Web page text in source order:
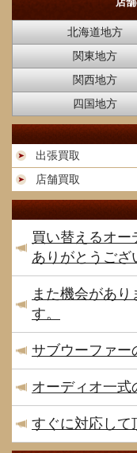
北海道地方
関東地方
関西地方
四国地方
出張買取
店舗買取
買い替えるオー
ありがとうござ
また機会があり
す。
サブウーファー
オーディオ一式
すぐに対応して